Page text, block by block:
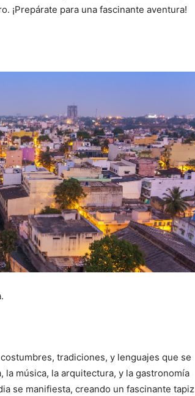
¡Prepárate para una fascinante aventura!
tradiciones, y lenguajes que se
la música, la arquitectura, y la gastronomía
se manifiesta, creando un fascinante tapiz